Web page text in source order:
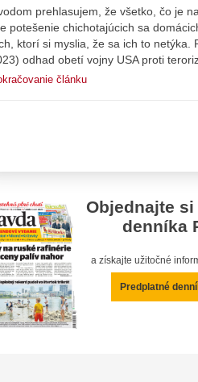
prehlasujem, že všetko, čo je
potešenie chichotajúcich sa
ktorí si myslia, že sa ich to netýka.
odhad obetí vojny USA proti
článku
Objednajte
denníka
a získajte užitočné
Predplatné